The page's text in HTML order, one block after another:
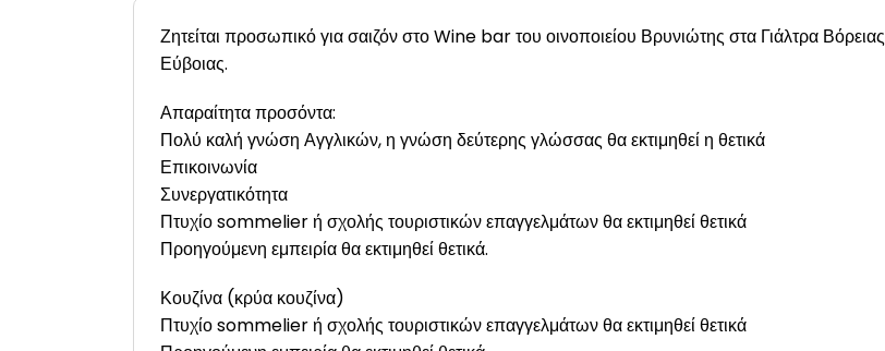
Ζητείται προσωπικό για σαιζόν στο Wine bar του οινοποιείου Βρυνιώτης στα Γιάλτρα Βόρειας
Εύβοιας.
Απαραίτητα προσόντα:
Πολύ καλή γνώση Αγγλικών, η γνώση δεύτερης γλώσσας θα εκτιμηθεί η θετικά
Επικοινωνία
Συνεργατικότητα
Πτυχίο sommelier ή σχολής τουριστικών επαγγελμάτων θα εκτιμηθεί θετικά
Προηγούμενη εμπειρία θα εκτιμηθεί θετικά.
Κουζίνα (κρύα κουζίνα)
Πτυχίο sommelier ή σχολής τουριστικών επαγγελμάτων θα εκτιμηθεί θετικά